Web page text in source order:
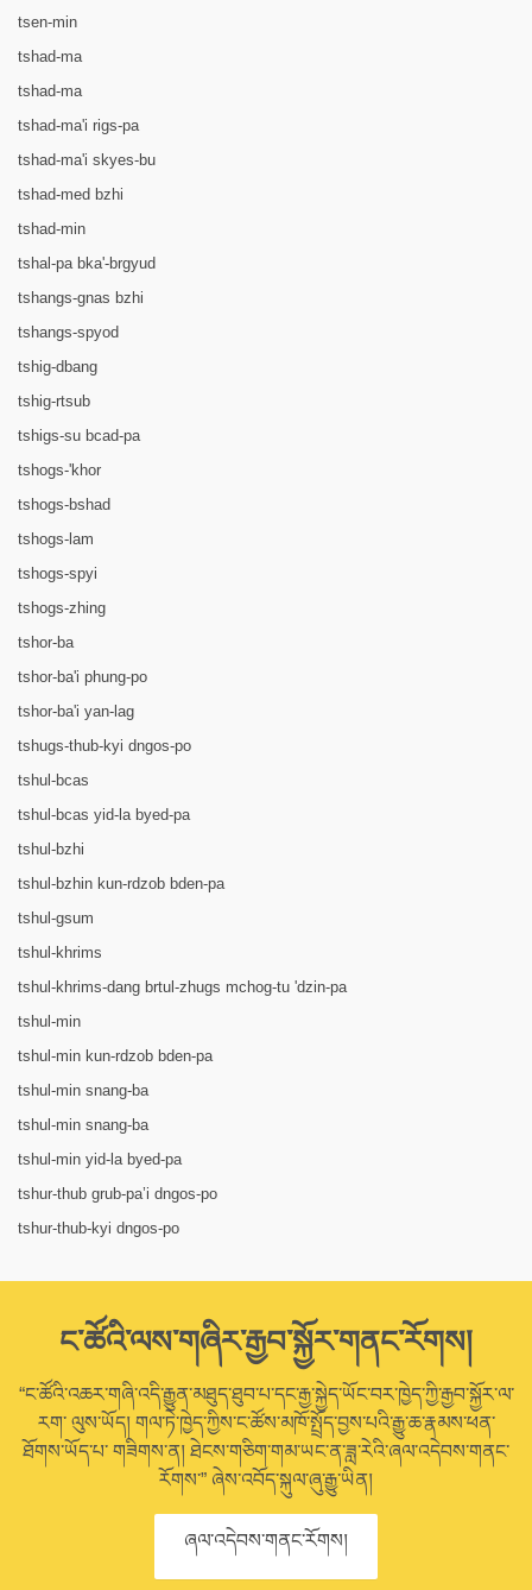
tsen-min
tshad-ma
tshad-ma
tshad-ma'i rigs-pa
tshad-ma'i skyes-bu
tshad-med bzhi
tshad-min
tshal-pa bka'-brgyud
tshangs-gnas bzhi
tshangs-spyod
tshig-dbang
tshig-rtsub
tshigs-su bcad-pa
tshogs-'khor
tshogs-bshad
tshogs-lam
tshogs-spyi
tshogs-zhing
tshor-ba
tshor-ba'i phung-po
tshor-ba'i yan-lag
tshugs-thub-kyi dngos-po
tshul-bcas
tshul-bcas yid-la byed-pa
tshul-bzhi
tshul-bzhin kun-rdzob bden-pa
tshul-gsum
tshul-khrims
tshul-khrims-dang brtul-zhugs mchog-tu 'dzin-pa
tshul-min
tshul-min kun-rdzob bden-pa
tshul-min snang-ba
tshul-min snang-ba
tshul-min yid-la byed-pa
tshur-thub grub-pa’i dngos-po
tshur-thub-kyi dngos-po
ང་ཚོའི་ལས་གཞིར་རྒྱབ་སྐྱོར་གནང་རོགས།
“ང་ཚོའི་འཆར་གཞི་འདི་རྒྱུན་མཐུད་ཐུབ་པ་དང་རྒྱ་སྐྱེད་ཡོང་བར་ཁྱེད་ཀྱི་རྒྱབ་སྐྱོར་ལ་
རག་ ལུས་ཡོད། གལ་ཏེ་ཁྱེད་ཀྱིས་ང་ཚོས་མཁོ་སྤྲོད་བྱས་པའི་རྒྱུ་ཆ་རྣམས་ཕན་
ཐོགས་ཡོད་པ་ གཟིགས་ན། ཐེངས་གཅིག་གམ་ཡང་ན་ཟླ་རེའི་ཞལ་འདེབས་གནང་
རོགས་” ཞེས་འབོད་སྐུལ་ཞུ་རྒྱུ་ཡིན།
ཞལ་འདེབས་གནང་རོགས།